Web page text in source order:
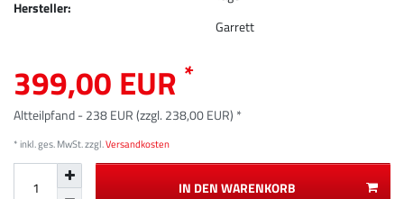
Hersteller:
Garrett
399,00 EUR *
Altteilpfand - 238 EUR (zzgl. 238,00 EUR) *
* inkl. ges. MwSt. zzgl.Versandkosten
IN DEN WARENKORB